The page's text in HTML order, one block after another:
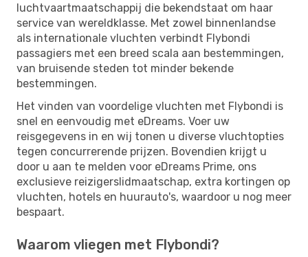
luchtvaartmaatschappij die bekendstaat om haar
service van wereldklasse. Met zowel binnenlandse
als internationale vluchten verbindt Flybondi
passagiers met een breed scala aan bestemmingen,
van bruisende steden tot minder bekende
bestemmingen.
Het vinden van voordelige vluchten met Flybondi is
snel en eenvoudig met eDreams. Voer uw
reisgegevens in en wij tonen u diverse vluchtopties
tegen concurrerende prijzen. Bovendien krijgt u
door u aan te melden voor eDreams Prime, ons
exclusieve reizigerslidmaatschap, extra kortingen op
vluchten, hotels en huurauto's, waardoor u nog meer
bespaart.
Waarom vliegen met Flybondi?